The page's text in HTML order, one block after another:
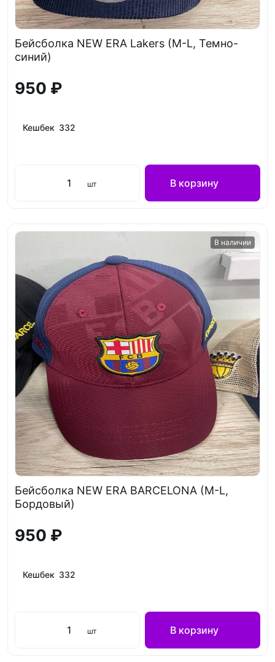
Бейсболка NEW ERA Lakers (M-L, Темно-
синий)
950 ₽
Кешбек 332
шт В корзину
В наличии
Бейсболка NEW ERA BARCELONA (M-L,
Бордовый)
950 ₽
Кешбек 332
шт В корзину